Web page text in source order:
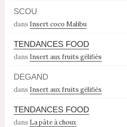
SCOU
dans Insert coco Malibu
TENDANCES FOOD
dans Insert aux fruits gélifiés
DEGAND
dans Insert aux fruits gélifiés
TENDANCES FOOD
dans La pâte à choux